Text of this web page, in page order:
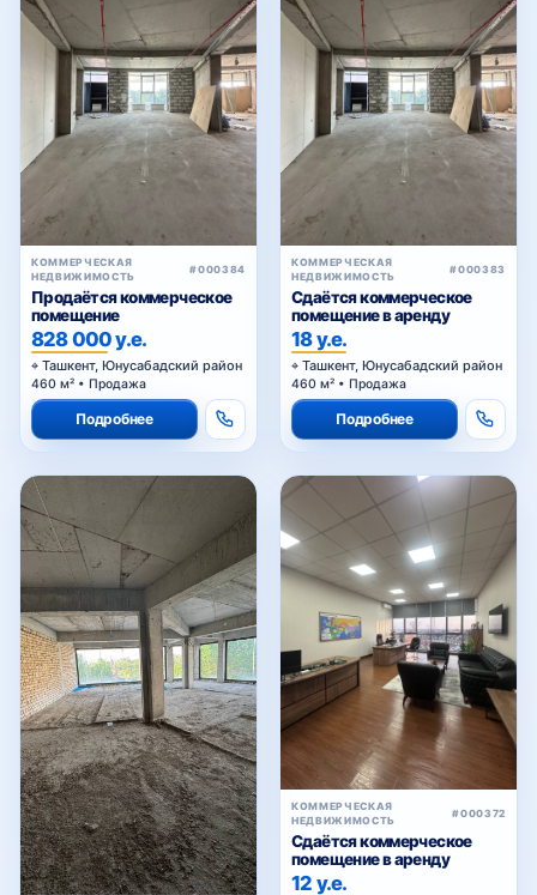
КОММЕРЧЕСКАЯ
НЕДВИЖИМОСТЬ
#000384
Продаётся коммерческое
помещение
828 000 у.е.
Ташкент, Юнусабадский район
460 м² • Продажа
Подробнее
КОММЕРЧЕСКАЯ
НЕДВИЖИМОСТЬ
#000383
Сдаётся коммерческое
помещение в аренду
18 у.е.
Ташкент, Юнусабадский район
460 м² • Продажа
Подробнее
КОММЕРЧЕСКАЯ
НЕДВИЖИМОСТЬ
#000372
Сдаётся коммерческое
помещение в аренду
12 у.е.